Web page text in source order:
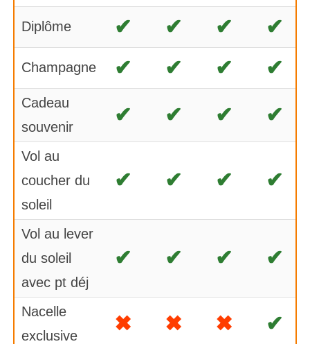
Diplôme ✔ ✔ ✔ ✔
Champagne ✔ ✔ ✔ ✔
Cadeau
souvenir
✔ ✔ ✔ ✔
Vol au
coucher du
soleil
✔ ✔ ✔ ✔
Vol au lever
du soleil
avec pt déj
✔ ✔ ✔ ✔
Nacelle
exclusive
✖ ✖ ✖ ✔